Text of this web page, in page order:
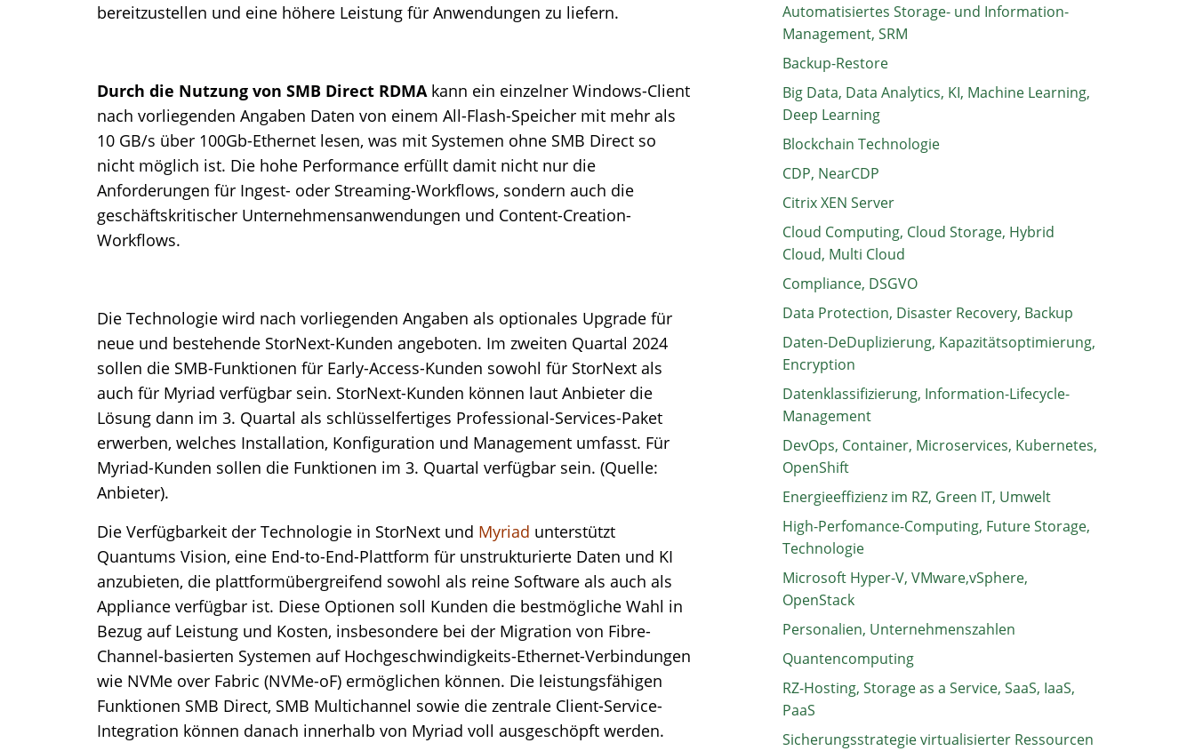
bereitzustellen und eine höhere Leistung für Anwendungen zu liefern.
Durch die Nutzung von SMB Direct RDMA kann ein einzelner Windows-Client
nach vorliegenden Angaben Daten von einem All-Flash-Speicher mit mehr als
10 GB/s über 100Gb-Ethernet lesen, was mit Systemen ohne SMB Direct so
nicht möglich ist. Die hohe Performance erfüllt damit nicht nur die
Anforderungen für Ingest- oder Streaming-Workflows, sondern auch die
geschäftskritischer Unternehmensanwendungen und Content-Creation-
Workflows.
Die Technologie wird nach vorliegenden Angaben als optionales Upgrade für
neue und bestehende StorNext-Kunden angeboten. Im zweiten Quartal 2024
sollen die SMB-Funktionen für Early-Access-Kunden sowohl für StorNext als
auch für Myriad verfügbar sein. StorNext-Kunden können laut Anbieter die
Lösung dann im 3. Quartal als schlüsselfertiges Professional-Services-Paket
erwerben, welches Installation, Konfiguration und Management umfasst. Für
Myriad-Kunden sollen die Funktionen im 3. Quartal verfügbar sein. (Quelle:
Anbieter).
Die Verfügbarkeit der Technologie in StorNext und Myriad unterstützt
Quantums Vision, eine End-to-End-Plattform für unstrukturierte Daten und KI
anzubieten, die plattformübergreifend sowohl als reine Software als auch als
Appliance verfügbar ist. Diese Optionen soll Kunden die bestmögliche Wahl in
Bezug auf Leistung und Kosten, insbesondere bei der Migration von Fibre-
Channel-basierten Systemen auf Hochgeschwindigkeits-Ethernet-Verbindungen
wie NVMe over Fabric (NVMe-oF) ermöglichen können. Die leistungsfähigen
Funktionen SMB Direct, SMB Multichannel sowie die zentrale Client-Service-
Integration können danach innerhalb von Myriad voll ausgeschöpft werden.
Automatisiertes Storage- und Information-
Management, SRM
Backup-Restore
Big Data, Data Analytics, KI, Machine Learning,
Deep Learning
Blockchain Technologie
CDP, NearCDP
Citrix XEN Server
Cloud Computing, Cloud Storage, Hybrid
Cloud, Multi Cloud
Compliance, DSGVO
Data Protection, Disaster Recovery, Backup
Daten-DeDuplizierung, Kapazitätsoptimierung,
Encryption
Datenklassifizierung, Information-Lifecycle-
Management
DevOps, Container, Microservices, Kubernetes,
OpenShift
Energieeffizienz im RZ, Green IT, Umwelt
High-Perfomance-Computing, Future Storage,
Technologie
Microsoft Hyper-V, VMware,vSphere,
OpenStack
Personalien, Unternehmenszahlen
Quantencomputing
RZ-Hosting, Storage as a Service, SaaS, IaaS,
PaaS
Sicherungsstrategie virtualisierter Ressourcen